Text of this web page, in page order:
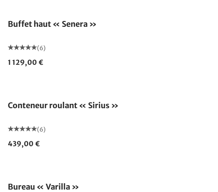
Buffet haut « Senera »
(6)
1 129,00 €
Conteneur roulant « Sirius »
(6)
439,00 €
Bureau « Varilla »